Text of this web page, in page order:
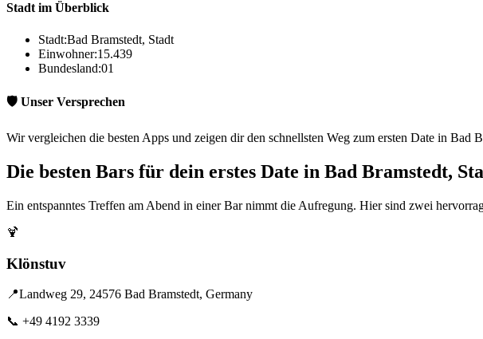
Stadt im Überblick
Stadt:Bad Bramstedt, Stadt
Einwohner:15.439
Bundesland:01
🛡️ Unser Versprechen
Wir vergleichen die besten Apps und zeigen dir den schnellsten Weg zum ersten Date in Bad
Die besten Bars für dein erstes Date in Bad Bramstedt,
Ein entspanntes Treffen am Abend in einer Bar nimmt die Aufregung. Hier sind zwei
🍹
Klönstuv
📍Landweg 29, 24576 Bad Bramstedt, Germany
📞 +49 4192 3339